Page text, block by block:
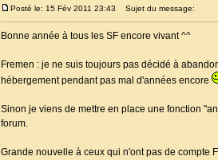
Posté le: 15 Fév 2011 23:43 Sujet du message:
Bonne année à tous les SF encore vivant ^^
Fremen : je ne suis toujours pas décidé à
hébergement pendant pas mal d'années encore
Sinon je viens de mettre en place une fonction
forum.
Grande nouvelle à ceux qui n'ont pas de compte